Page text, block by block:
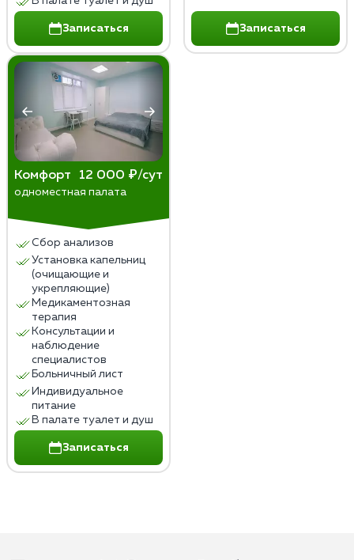
Записаться Записаться
Комфорт 12 000 ₽/сут
одноместная палата
Сбор анализов
Установка капельниц
(очищающие и
укрепляющие)
Медикаментозная
терапия
Консультации и
наблюдение
специалистов
Больничный лист
Индивидуальное
питание
В палате туалет и душ
Записаться